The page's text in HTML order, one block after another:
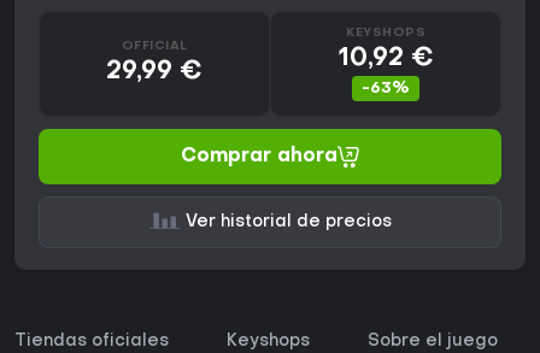
OFFICIAL
29,99 €
KEYSHOPS
10,92 €
-63%
Comprar ahora
Ver historial de precios
Tiendas oficiales Keyshops Sobre el juego